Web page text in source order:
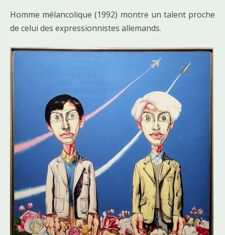
Homme mélancolique (1992) montre un talent proche
de celui des expressionnistes allemands.